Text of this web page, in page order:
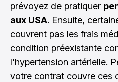
prévoyez de pratiquer
aux USA. Ensuite,
couvrent pas les frais
condition préexistante
l'hypertension artérielle.
votre contrat couvre ces